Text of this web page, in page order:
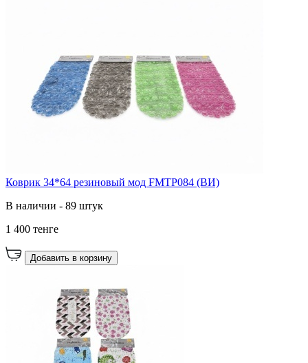
Коврик 34*64 резиновый мод FMTP084 (ВИ)
В наличии - 89 штук
1 400 тенге
Добавить в корзину